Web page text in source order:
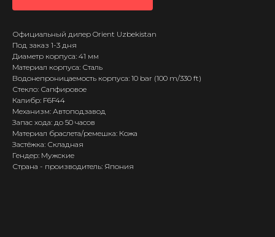
Официальный дилер Orient Uzbekistan
Под заказ 1-3 дня
Диаметр корпуса: 41 мм
Материал корпуса: Сталь
Водонепроницаемость корпуса: 10 bar (100 m/330 ft)
Стекло: Сапфировое
Калибр: F6F44
Механизм: Автоподзавод
Запас хода: до 50 часов
Материал браслета/ремешка: Кожа
Застёжка: Складная
Гендер: Мужские
Страна - производитель: Япония